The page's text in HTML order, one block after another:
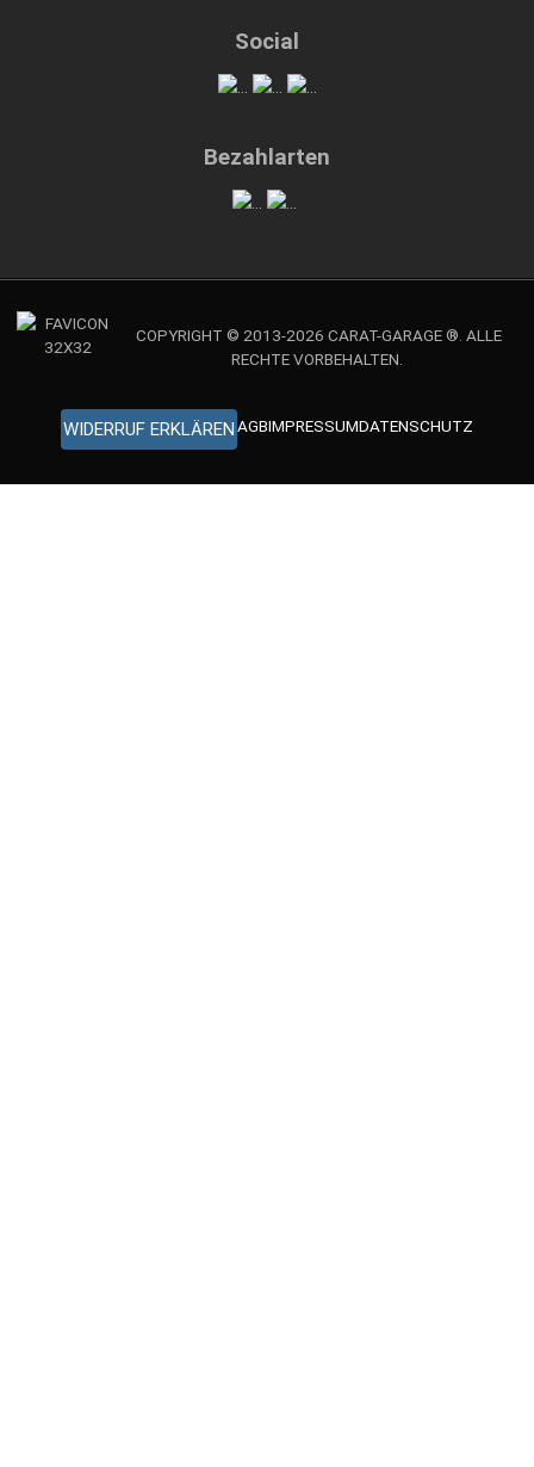
Social
Bezahlarten
COPYRIGHT © 2013-2026 CARAT-GARAGE ®. ALLE
RECHTE VORBEHALTEN.
WIDERRUF ERKLÄRENAGBIMPRESSUMDATENSCHUTZ